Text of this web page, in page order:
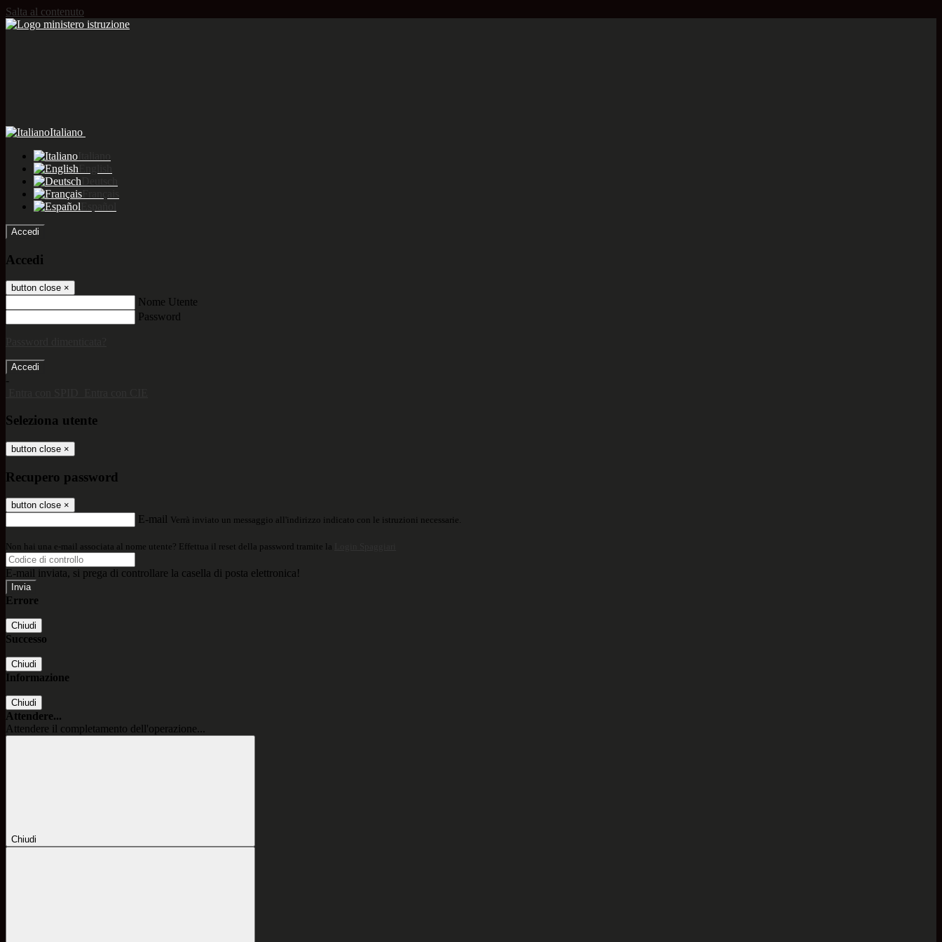
Salta al contenuto
Italiano
Accedi
Accedi
button close ×
Nome Utente
Password
-
Seleziona utente
button close ×
Recupero password
button close ×
E-mail Verrà inviato un messaggio all'indirizzo indicato con le istruzioni necessarie.
Non hai una e-mail associata al nome utente? Effettua il reset della password tramite la
E-mail inviata, si prega di controllare la casella di posta elettronica!
Errore
Chiudi
Successo
Chiudi
Informazione
Chiudi
Attendere...
Attendere il completamento dell'operazione...
Chiudi